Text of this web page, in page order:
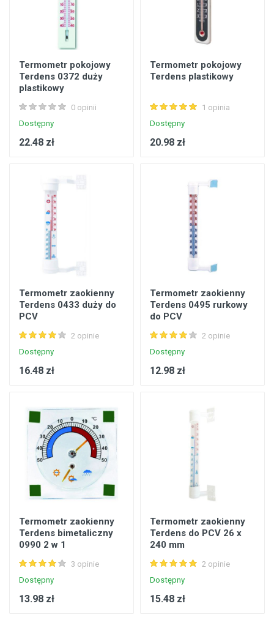
Termometr pokojowy
Terdens 0372 duży
plastikowy
0 opinii
Dostępny
22.48 zł
Termometr pokojowy
Terdens plastikowy
1 opinia
Dostępny
20.98 zł
Termometr zaokienny
Terdens 0433 duży do
PCV
2 opinie
Dostępny
16.48 zł
Termometr zaokienny
Terdens 0495 rurkowy
do PCV
2 opinie
Dostępny
12.98 zł
Termometr zaokienny
Terdens bimetaliczny
0990 2 w 1
3 opinie
Dostępny
13.98 zł
Termometr zaokienny
Terdens do PCV 26 x
240 mm
2 opinie
Dostępny
15.48 zł